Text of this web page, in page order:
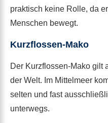
praktisch keine Rolle, da
Menschen bewegt.
Kurzflossen-Mako
Der Kurzflossen-Mako gilt
der Welt. Im Mittelmeer
selten und fast
unterwegs.